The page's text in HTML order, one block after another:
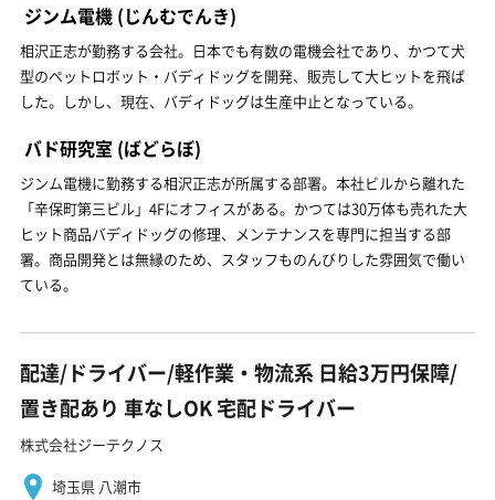
ジンム電機 (じんむでんき)
相沢正志が勤務する会社。日本でも有数の電機会社であり、かつて犬
型のペットロボット・バディドッグを開発、販売して大ヒットを飛ば
した。しかし、現在、バディドッグは生産中止となっている。
バド研究室 (ばどらぼ)
ジンム電機に勤務する相沢正志が所属する部署。本社ビルから離れた
「辛保町第三ビル」4Fにオフィスがある。かつては30万体も売れた大
ヒット商品バディドッグの修理、メンテナンスを専門に担当する部
署。商品開発とは無縁のため、スタッフものんびりした雰囲気で働い
ている。
配達/ドライバー/軽作業・物流系 日給3万円保障/
置き配あり 車なしOK 宅配ドライバー
株式会社ジーテクノス
埼玉県 八潮市